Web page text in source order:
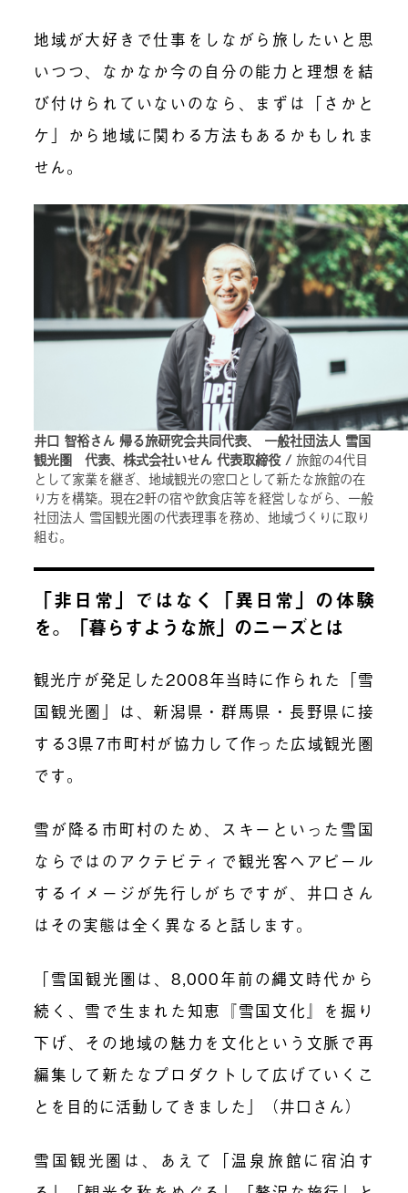
地域が大好きで仕事をしながら旅したいと思
いつつ、なかなか今の自分の能力と理想を結
び付けられていないのなら、まずは 「さかと
ケ」から地域に関わる方法もあるかもしれま
せん。
井口 智裕さん 帰る旅研究会共同代表、 一般社団法人 雪国
観光圏 代表、株式会社いせん 代表取締役 / 旅館の4代目
として家業を継ぎ、地域観光の窓口として新たな旅館の在
り方を構築。現在2軒の宿や飲食店等を経営しながら、一般
社団法人 雪国観光圏の代表理事を務め、地域づくりに取り
組む。
「非日常」ではなく「異日常」の体験
を。「暮らすような旅」のニーズとは
観光庁が発足した2008年当時に作られた「雪
国観光圏」は 、新潟県・群馬県・長野県に接
する3県7市町村が協力して作 った広域観光圏
です。
雪が降る市町村のため、スキーといった雪国
ならではのアクテビティで観光客へアピール
するイメージが先行しがちですが、井口さん
はその実態は全く異なると話します。
「雪国観光圏は、8,000年前の縄文時代から
続く、雪で生まれた知恵『雪国文化』を掘り
下げ、その地域の魅力を文化という文脈で再
編集して新たなプロダクトして広げていくこ
とを目的に活動してきました」
（井口さん）
雪国観光圏は、あえて「温泉旅館に宿泊す